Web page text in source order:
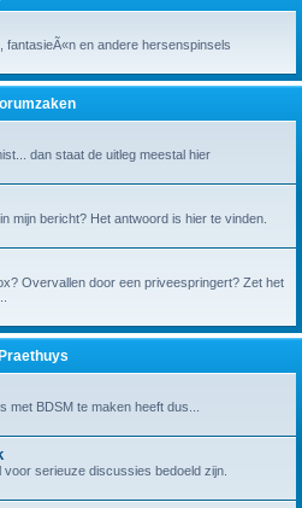
fantasieÃ«n en andere hersenspinsels
dan staat de uitleg meestal hier
mijn bericht? Het antwoord is hier te vinden.
Overvallen door een priveespringert? Zet het
Praethuys
met BDSM te maken heeft dus...
serieuze discussies bedoeld zijn.